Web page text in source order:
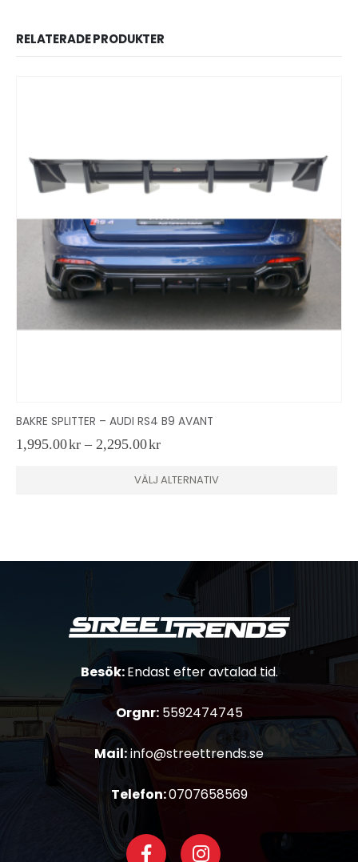
RELATERADE PRODUKTER
BAKRE SPLITTER – AUDI RS4 B9 AVANT
1,995.00kr – 2,295.00krPrisintervall:
till
2,295.00kr
VÄLJ ALTERNATIV
Besök:Endast efter avtalad tid.
Orgnr:5592474745
Mail:info@streettrends.se
Telefon:0707658569